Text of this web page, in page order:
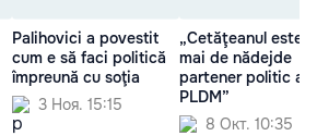
Palihovici a povestit
cum e să faci politică
împreună cu soţia
3 Ноя. 15:15
„Cetăţeanul este
mai de nădejde
partener politic al
PLDM”
8 Окт. 10:35